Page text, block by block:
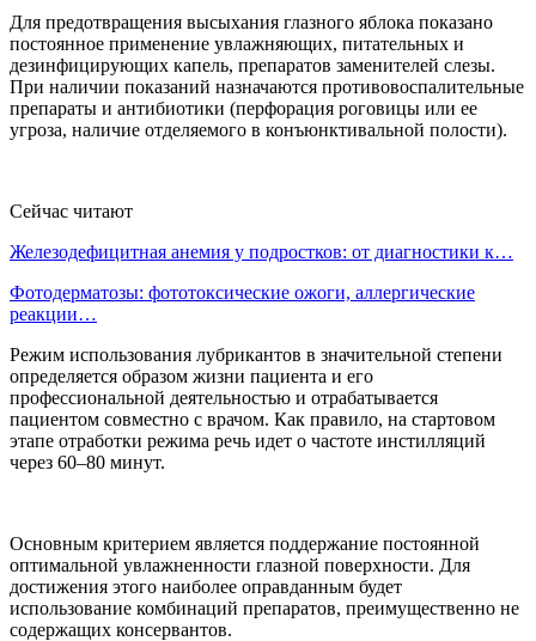
Для предотвращения высыхания глазного яблока показано
постоянное применение увлажняющих, питательных и
дезинфицирующих капель, препаратов заменителей слезы.
При наличии показаний назначаются противовоспалительные
препараты и антибиотики (перфорация роговицы или ее
угроза, наличие отделяемого в конъюнктивальной полости).
Сейчас читают
Железодефицитная анемия у подростков: от диагностики к…
Фотодерматозы: фототоксические ожоги, аллергические
реакции…
Режим использования лубрикантов в значительной степени
определяется образом жизни пациента и его
профессиональной деятельностью и отрабатывается
пациентом совместно с врачом. Как правило, на стартовом
этапе отработки режима речь идет о частоте инстилляций
через 60–80 минут.
Основным критерием является поддержание постоянной
оптимальной увлажненности глазной поверхности. Для
достижения этого наиболее оправданным будет
использование комбинаций препаратов, преимущественно не
содержащих консервантов.